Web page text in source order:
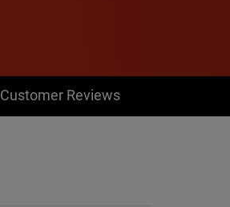
Customer Reviews